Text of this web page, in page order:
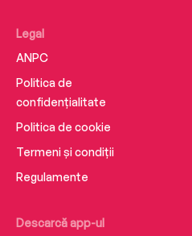
Descarcă app-ul
Legal
ANPC
Politica de
confidențialitate
Politica de cookie
Termeni și condiții
Regulamente